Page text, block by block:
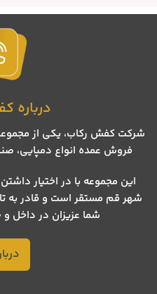
درباره
شرکت کفش رکاب، یکی از
فروش عمده انواع دمپایی،
این مجموعه با در اختیار
شهر قم مستقر است و قادر به
شما عزیزان در داخل